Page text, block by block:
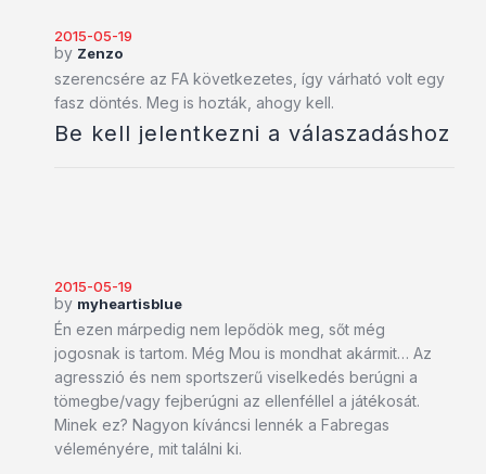
2015-05-19
by Zenzo
szerencsére az FA következetes, így várható volt egy
fasz döntés. Meg is hozták, ahogy kell.
Be kell jelentkezni a válaszadáshoz
2015-05-19
by myheartisblue
Én ezen márpedig nem lepődök meg, sőt még
jogosnak is tartom. Még Mou is mondhat akármit… Az
agresszió és nem sportszerű viselkedés berúgni a
tömegbe/vagy fejberúgni az ellenféllel a játékosát.
Minek ez? Nagyon kíváncsi lennék a Fabregas
véleményére, mit találni ki.